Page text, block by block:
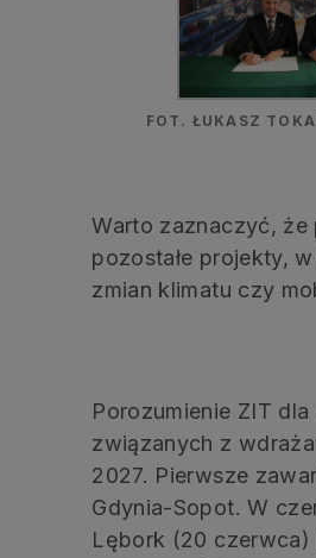
FOT. ŁUKASZ
Warto zaznaczyć, że
pozostałe projekty,
zmian klimatu czy
Porozumienie ZIT
związanych z
2027. Pierwsze
Gdynia-Sopot. W
Lębork (20 czerwca)